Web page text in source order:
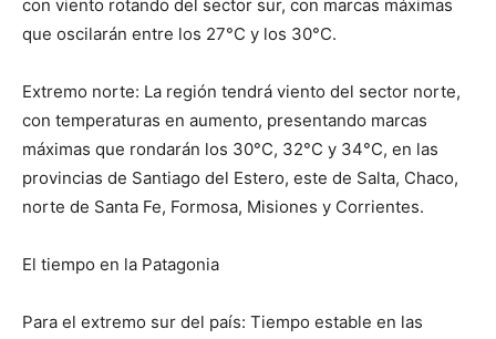
con viento rotando del sector sur, con marcas máximas
que oscilarán entre los 27°C y los 30°C.
Extremo norte: La región tendrá viento del sector norte,
con temperaturas en aumento, presentando marcas
máximas que rondarán los 30°C, 32°C y 34°C, en las
provincias de Santiago del Estero, este de Salta, Chaco,
norte de Santa Fe, Formosa, Misiones y Corrientes.
El tiempo en la Patagonia
Para el extremo sur del país: Tiempo estable en las